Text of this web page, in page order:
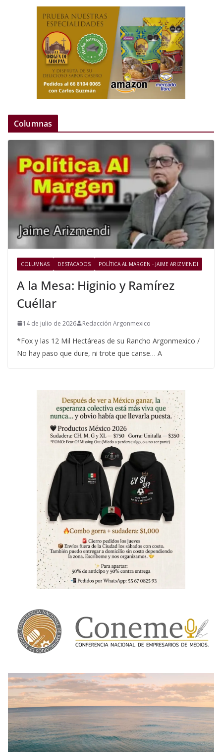
Columnas
COLUMNAS DESTACADOS POLÍTICA AL MARGEN - JAIME ARIZMENDI
A la Mesa: Higinio y Ramírez
Cuéllar
14 de julio de 2026 Redacción Argonmexico
*Fox y las 12 Mil Hectáreas de su Rancho Argonmexico /
No hay paso que dure, ni trote que canse… A